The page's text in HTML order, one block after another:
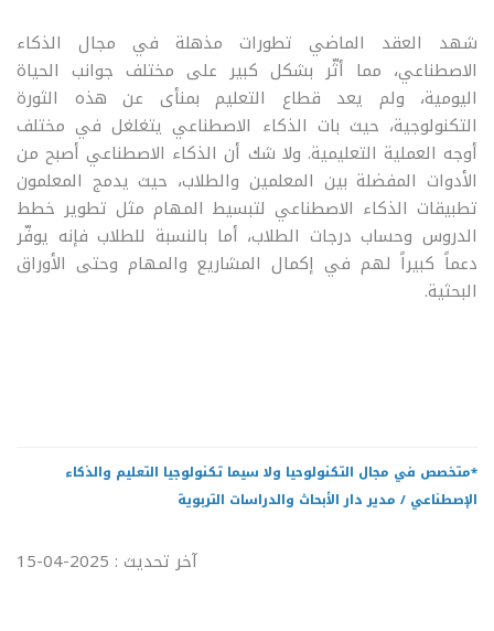
شهد العقد الماضي تطورات مذهلة في مجال الذكاء
الاصطناعي، مما أثّر بشكل كبير على مختلف جوانب الحياة
اليومية، ولم يعد قطاع التعليم بمنأى عن هذه الثورة
التكنولوجية، حيث بات الذكاء الاصطناعي يتغلغل في مختلف
أوجه العملية التعليمية. ولا شك أن الذكاء الاصطناعي أصبح من
الأدوات المفضلة بين المعلمين والطلاب، حيث يدمج المعلمون
تطبيقات الذكاء الاصطناعي لتبسيط المهام مثل تطوير خطط
الدروس وحساب درجات الطلاب، أما بالنسبة للطلاب فإنه يوفّر
دعماً كبيراً لهم في إكمال المشاريع والمهام وحتى الأوراق
البحثية.
*متخصص في مجال التكنولوحيا ولا سيما تكنولوجيا التعليم والذكاء
الإصطناعي / مدير دار الأبحاث والدراسات التربوية
آخر تحديث : 2025-04-15